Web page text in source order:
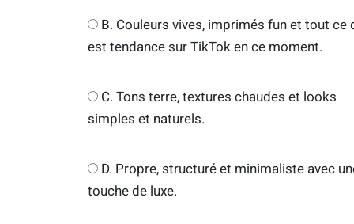
B. Couleurs vives, imprimés fun et tout ce
est tendance sur TikTok en ce moment.
C. Tons terre, textures chaudes et looks
simples et naturels.
D. Propre, structuré et minimaliste avec
touche de luxe.